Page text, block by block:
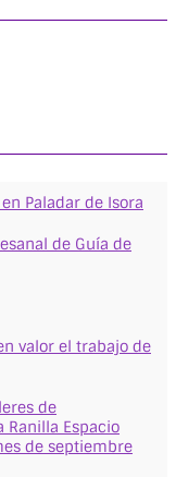
Paladar de Isora
de Guía de
valor el trabajo de
de
Ranilla Espacio
de septiembre